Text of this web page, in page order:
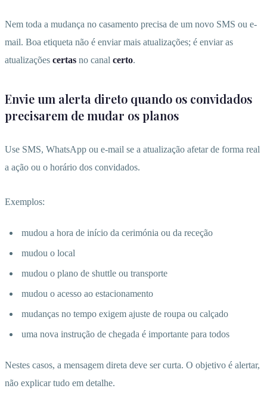
Nem toda a mudança no casamento precisa de um novo SMS ou e-
mail. Boa etiqueta não é enviar mais atualizações; é enviar as
atualizações certas no canal certo.
Envie um alerta direto quando os convidados
precisarem de mudar os planos
Use SMS, WhatsApp ou e-mail se a atualização afetar de forma real
a ação ou o horário dos convidados.
Exemplos:
mudou a hora de início da cerimónia ou da receção
mudou o local
mudou o plano de shuttle ou transporte
mudou o acesso ao estacionamento
mudanças no tempo exigem ajuste de roupa ou calçado
uma nova instrução de chegada é importante para todos
Nestes casos, a mensagem direta deve ser curta. O objetivo é alertar,
não explicar tudo em detalhe.